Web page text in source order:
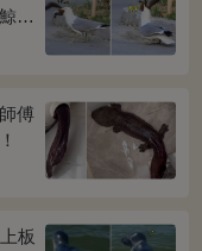
魚
傅
板